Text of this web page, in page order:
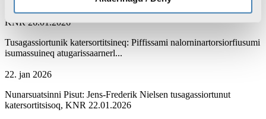
Piffissami nalorninartorsiorfiusumi isumassuineq atugarissaarnerlu,
KNR 26.01.2026
Tusagassiortunik katersortitsineq: Piffissami nalorninartorsiorfiusumi
isumassuineq atugarissaarnerl...
22. jan 2026
Nunarsuatsinni Pisut: Jens-Frederik Nielsen tusagassiortunut
katersortitsisoq, KNR 22.01.2026